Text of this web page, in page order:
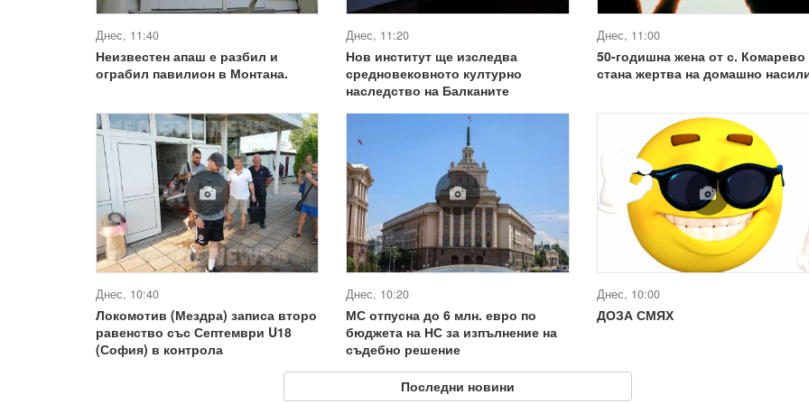
Днес, 11:40
Неизвестен апаш е разбил и
ограбил павилион в Монтана.
Днес, 11:20
Нов институт ще изследва
средновековното културно
наследство на Балканите
Днес, 11:00
50-годишна жена от с. Комарево
стана жертва на домашно
Днес, 10:40
Локомотив (Мездра) записа второ
равенство със Септември U18
(София) в контрола
Днес, 10:20
МС отпусна до 6 млн. евро по
бюджета на НС за изпълнение на
съдебно решение
Днес, 10:00
ДОЗА СМЯХ
Последни новини